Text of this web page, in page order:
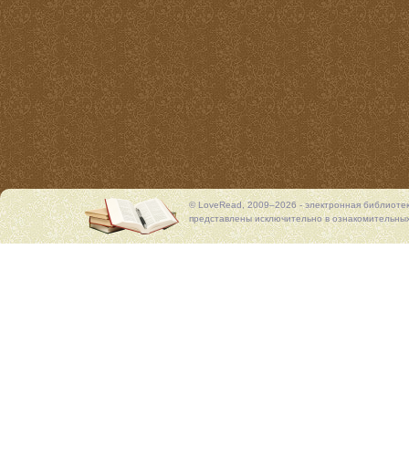
© LoveRead, 2009–2026 - электронная
представлены исключительно в